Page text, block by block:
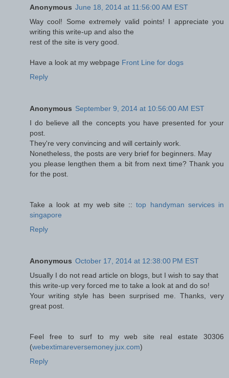
Anonymous June 18, 2014 at 11:56:00 AM EST
Way cool! Some extremely valid points! I appreciate you
writing this write-up and also the
rest of the site is very good.
Have a look at my webpage Front Line for dogs
Reply
Anonymous September 9, 2014 at 10:56:00 AM EST
I do believe all the concepts you have presented for your
post.
They're very convincing and will certainly work.
Nonetheless, the posts are very brief for beginners. May
you please lengthen them a bit from next time? Thank you
for the post.
Take a look at my web site ::top handyman services in
singapore
Reply
Anonymous October 17, 2014 at 12:38:00 PM EST
Usually I do not read article on blogs, but I wish to say that
this write-up very forced me to take a look at and do so!
Your writing style has been surprised me. Thanks, very
great post.
Feel free to surf to my web site real estate 30306
(webextimareversemoney.jux.com)
Reply